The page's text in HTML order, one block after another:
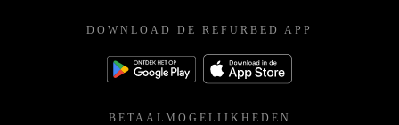
DOWNLOAD DE REFURBED APP
BETAALMOGELIJKHEDEN